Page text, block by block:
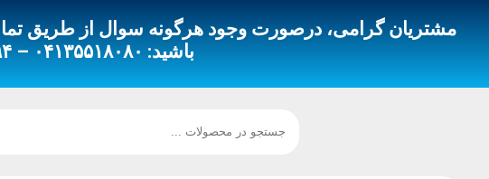
مشتریان گرامی، درصورت وجود هرگونه سوال از طریق تماس
باشید: ۰۴۱۳۵۵۱۸۰۸۰ – ۰۹۳۵۳۵۱۸۴۹۴